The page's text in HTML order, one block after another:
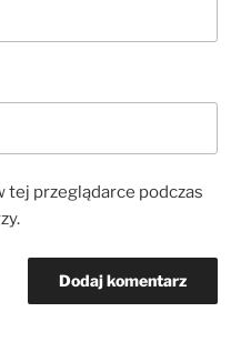
tej przeglądarce podczas